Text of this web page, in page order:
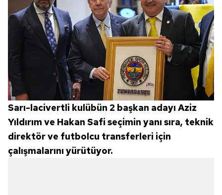
Sarı-lacivertli kulübün 2 başkan adayı Aziz
Yıldırım ve Hakan Safi seçimin yanı sıra, teknik
direktör ve futbolcu transferleri için
çalışmalarını yürütüyor.